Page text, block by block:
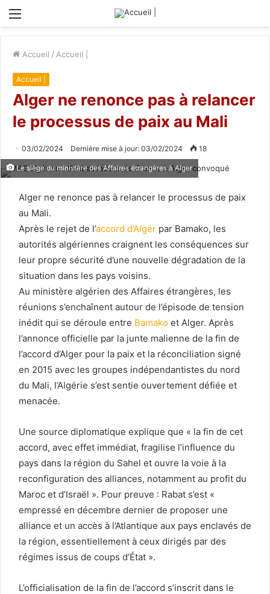
Menu
Accueil / Accueil |
Accueil |
Alger ne renonce pas à relancer
le processus de paix au Mali
03/02/2024 Dernière mise à jour: 03/02/2024 18
Le siège du ministère des Affaires étrangères à Alger
Alger ne renonce pas à relancer le processus de paix
au Mali.
Après le rejet de l’accord d’Alger par Bamako, les
autorités algériennes craignent les conséquences sur
leur propre sécurité d’une nouvelle dégradation de la
situation dans les pays voisins.
Au ministère algérien des Affaires étrangères, les
réunions s’enchaînent autour de l’épisode de tension
inédit qui se déroule entre Bamako et Alger. Après
l’annonce officielle par la junte malienne de la fin de
l’accord d’Alger pour la paix et la réconciliation signé
en 2015 avec les groupes indépendantistes du nord
du Mali, l’Algérie s’est sentie ouvertement défiée et
menacée.
Une source diplomatique explique que « la fin de cet
accord, avec effet immédiat, fragilise l’influence du
pays dans la région du Sahel et ouvre la voie à la
reconfiguration des alliances, notamment au profit du
Maroc et d’Israël ». Pour preuve : Rabat s’est «
empressé en décembre dernier de proposer une
alliance et un accès à l’Atlantique aux pays enclavés de
la région, essentiellement à ceux dirigés par des
régimes issus de coups d’État ».
L’officialisation de la fin de l’accord s’inscrit dans le